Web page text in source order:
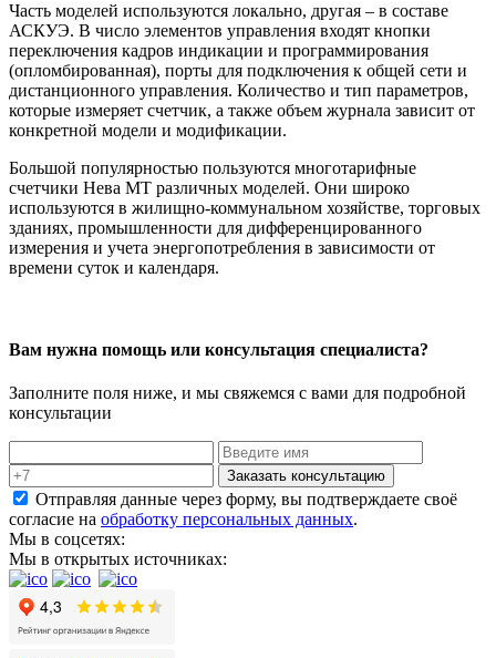
Часть моделей используются локально, другая – в составе
АСКУЭ. В число элементов управления входят кнопки
переключения кадров индикации и программирования
(опломбированная), порты для подключения к общей сети и
дистанционного управления. Количество и тип параметров,
которые измеряет счетчик, а также объем журнала зависит от
конкретной модели и модификации.
Большой популярностью пользуются многотарифные
счетчики Нева МТ различных моделей. Они широко
используются в жилищно-коммунальном хозяйстве, торговых
зданиях, промышленности для дифференцированного
измерения и учета энергопотребления в зависимости от
времени суток и календаря.
Вам нужна помощь или консультация специалиста?
Заполните поля ниже, и мы свяжемся с вами для подробной
консультации
Заказать консультацию
Отправляя данные через форму, вы подтверждаете своё
согласие на обработку персональных данных.
Мы в соцсетях:
Мы в открытых источниках: